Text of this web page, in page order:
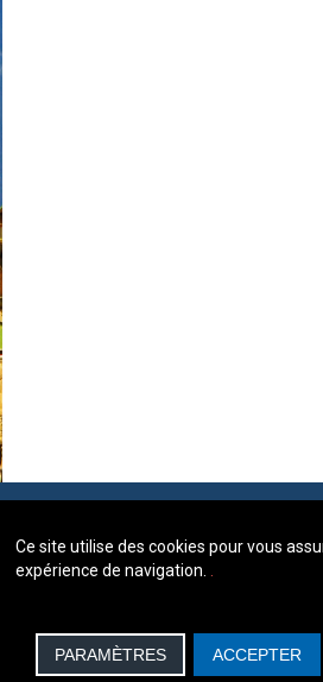
Ce site utilise des cookies pour vous
expérience de navigation.
PARAMÈTRES ACCEPTER